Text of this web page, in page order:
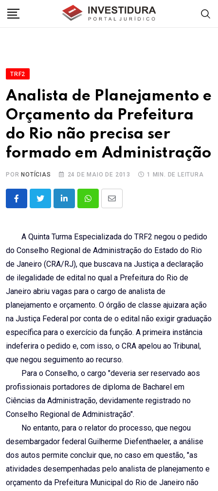
TRF2
Analista de Planejamento e
Orçamento da Prefeitura
do Rio não precisa ser
formado em Administração
POR NOTÍCIAS 24 DE MAIO DE 2013 1 MIN. DE LEITURA
LinkedInWhatsappShare
Email
A Quinta Turma Especializada do TRF2 negou o pedido
do Conselho Regional de Administração do Estado do Rio
de Janeiro (CRA/RJ), que buscava na Justiça a declaração
de ilegalidade de edital no qual a Prefeitura do Rio de
Janeiro abriu vagas para o cargo de analista de
planejamento e orçamento. O órgão de classe ajuizara ação
na Justiça Federal por conta de o edital não exigir graduação
específica para o exercício da função. A primeira instância
indeferira o pedido e, com isso, o CRA apelou ao Tribunal,
que negou seguimento ao recurso.
Para o Conselho, o cargo "deveria ser reservado aos
profissionais portadores de diploma de Bacharel em
Ciências da Administração, devidamente registrado no
Conselho Regional de Administração".
No entanto, para o relator do processo, que negou
desembargador federal Guilherme Diefenthaeler, a análise
dos autos permite concluir que, no caso em questão, "as
atividades desempenhadas pelo analista de planejamento e
orçamento da Prefeitura Municipal do Rio de Janeiro não